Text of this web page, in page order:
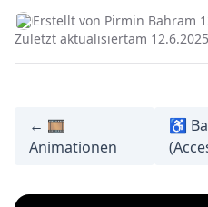
Erstellt von Pirmin Bahram
Zuletzt aktualisiertam 12.6.2025
← 🎞️
Animationen
♿